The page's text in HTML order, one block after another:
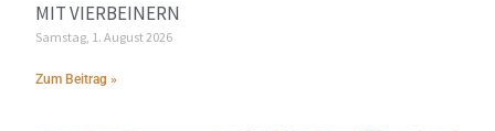
MIT VIERBEINERN
Samstag, 1. August 2026
Zum Beitrag »